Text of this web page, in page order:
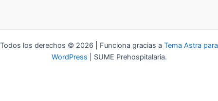
Todos los derechos © 2026 | Funciona gracias a Tema Astra para
WordPress | SUME Prehospitalaria.